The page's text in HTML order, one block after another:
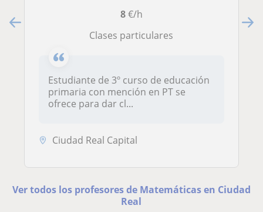
8€/h
clases particulares
Estudiante de 3º curso de educación
primaria con mención en PT se
ofrece para dar cl...
Ciudad Real Capital
Ver todos los profesores de Matemáticas en Ciudad
Real